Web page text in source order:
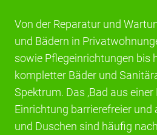
Von der Reparatur und
und Bädern in
sowie Pflegeinrichtungen bis
kompletter Bäder und
Spektrum. Das ‚Bad aus einer
Einrichtung barrierefreier und
und Duschen sind häufig